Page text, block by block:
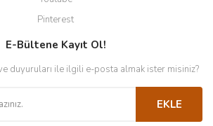
Pinterest
E-Bültene Kayıt Ol!
duyuruları ile ilgili e-posta almak ister misiniz?
EKLE